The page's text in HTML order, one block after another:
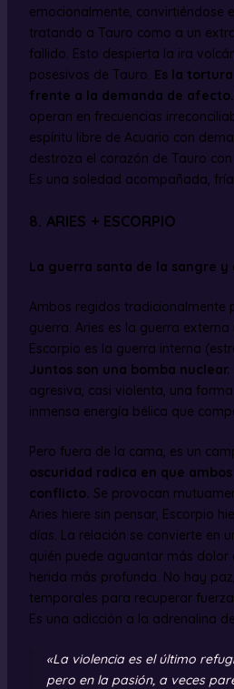
emocionalmente, convirtiéndose
tratando a Tauro como a un
fallido. Esto despierta la ira
posesivos de Tauro. Es la
frente a la demanda de afecto.
operan en frecuencias
espíritu libre de Acuario con
destroza el corazón de Tauro
Es una soledad acompañada,
8. ARIES + ESCORPIO
La guerra santa de la sangre y
Ambos regidos tradicionalmente
guerra. Aries es la guerra
Escorpio es la guerra interna
Juntos son una bomba nuclear.
agresiva, casi violenta, una
inmensa energía bélica que
Pero fuera de la cama, es un
oscuridad radica en que
conflicto. Se provocan
Aries hiere sin pensar, Escorpio
días. La relación se convierte en
quién puede aguantar más dolor
herida más profunda. No hay
temporales para recuperar
Es una adicción a la adrenalina
«La violencia es el último
pero en la pasión, a veces